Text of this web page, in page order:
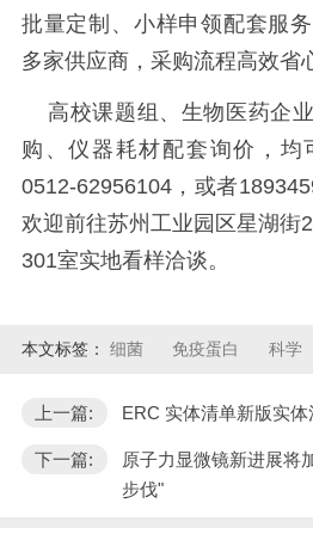
批量定制、小样申领配套服
多家供应商，采购流程高效省
高校课题组、生物医药企
购、仪器耗材配套询价，均
0512-62956104，或者
欢迎前往苏州工业园区星湖街
301室实地看样洽谈。
本文标签： 细菌 免疫蛋白 科学
上一篇: ERC 实体清单新版实
下一篇:
原子力显微镜新进展将
步伐"